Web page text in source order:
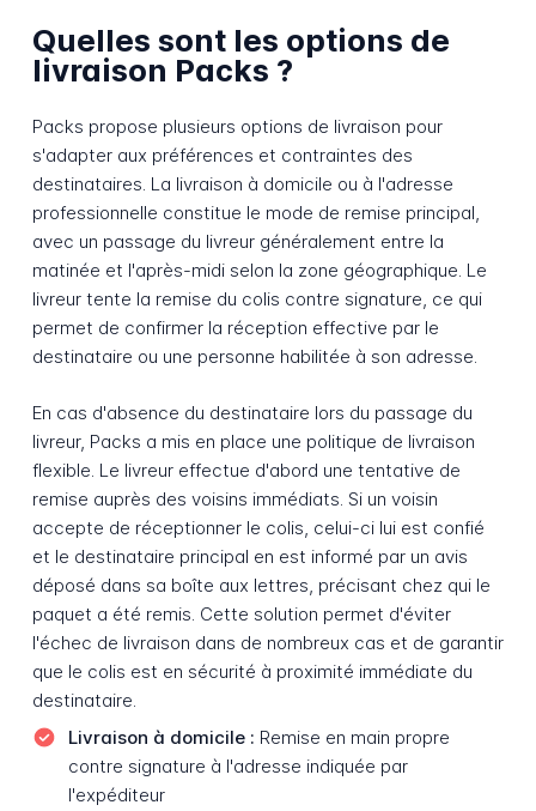
Quelles sont les options de
livraison Packs ?
Packs propose plusieurs options de livraison pour
s'adapter aux préférences et contraintes des
destinataires. La livraison à domicile ou à l'adresse
professionnelle constitue le mode de remise principal,
avec un passage du livreur généralement entre la
matinée et l'après-midi selon la zone géographique. Le
livreur tente la remise du colis contre signature, ce qui
permet de confirmer la réception effective par le
destinataire ou une personne habilitée à son adresse.
En cas d'absence du destinataire lors du passage du
livreur, Packs a mis en place une politique de livraison
flexible. Le livreur effectue d'abord une tentative de
remise auprès des voisins immédiats. Si un voisin
accepte de réceptionner le colis, celui-ci lui est confié
et le destinataire principal en est informé par un avis
déposé dans sa boîte aux lettres, précisant chez qui le
paquet a été remis. Cette solution permet d'éviter
l'échec de livraison dans de nombreux cas et de garantir
que le colis est en sécurité à proximité immédiate du
destinataire.
Livraison à domicile : Remise en main propre
contre signature à l'adresse indiquée par
l'expéditeur